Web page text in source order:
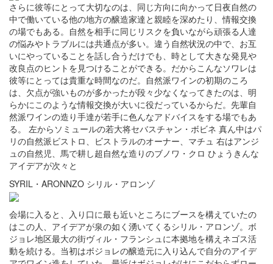
さらに彼等にとって大切なのは、同じ方向に向かって日夜自然の
中で働いている他の地方の醸造家達と親睦を深めたり、情報交換
の場でもある。自然を相手に同じリスクを負いながら頑張る人達
の悩みやトラブルには共通点が多い。違う自然状況の中で、お互
いにやっていることを話し合うだけでも、時として大きな発見や
改良点のヒントを見つけることができる。だからこんなソワレは
彼等にとっては貴重な時間なのだ。自然派ワインの初期のころ
は、欠点が強いものが多かったが段々少なくなってきたのは、明
らかにこのような情報交換が大いに役だっているからだ。先輩自
然派ワインの造り手達が若手に色んなアドバイスをする場でもあ
る。 左からソミュールの若大将セバスチャン・ボビネ 真ん中はパ
リの自然派ビストロ、ビストラルのオーナー、マチュ 右はアンジ
ュの自然児、馬で耕し超自然な造りのブノワ・クロ ひょうきんな
アイデアが次々と
SYRIL・ARONNZO シリル・アロンゾ
会場に入ると、入り口に最も近いところにブースを構えていたの
はこの人、アイデアが泉の如く湧いてくるシリル・アロンゾ。ボ
ジョレ地区最大の街ヴィル・フランシュに本拠地を構えネゴス活
動を続ける。当初はボジョレの醸造元に入り込んで自分のアイデ